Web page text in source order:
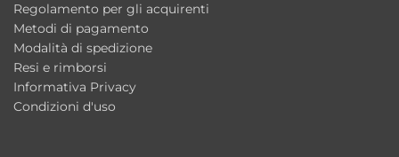
Perché scegliere il lavabo Cosa AXA
Ceramica 48×48 cm
Una soluzione compatta e moderna che
combina estetica contemporanea, praticità
quotidiana e versatilità d’installazione. Ideale
Regolamento per gli acquirenti
Metodi di pagamento
Modalità di spedizione
Resi e rimborsi
Informativa Privacy
Condizioni d'uso